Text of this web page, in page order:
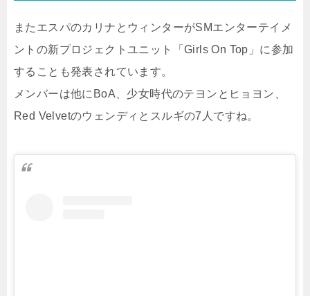
またエスパのカリナとウィンターがSMエンターテイメ
ントの新プロジェクトユニット「Girls On Top」に参加
することも発表されています。
メンバーは他にBoA、少女時代のテヨンとヒョヨン、
Red Velvetのウェンディとスルギの7人ですね。